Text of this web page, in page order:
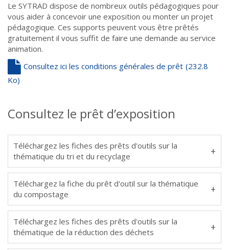
Le SYTRAD dispose de nombreux outils pédagogiques pour
vous aider à concevoir une exposition ou monter un projet
pédagogique. Ces supports peuvent vous être prêtés
gratuitement il vous suffit de faire une demande au service
animation.
Consultez ici les conditions générales de prêt (232.8
Ko)
Consultez le prêt d’exposition
Téléchargez les fiches des prêts d'outils sur la
thématique du tri et du recyclage
Téléchargez la fiche du prêt d'outil sur la thématique
du compostage
Téléchargez les fiches des prêts d'outils sur la
thématique de la réduction des déchets